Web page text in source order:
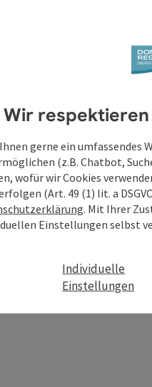
Wir
gerne ein umfassendes
(z.B. Chatbot,
wofür wir Cookies
(Art. 49 (1) lit. a
. Mit Ihrer
Einstellungen selbst
Individuelle
Einstellungen